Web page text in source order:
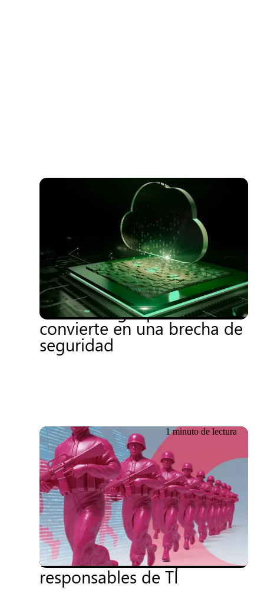
11 minutos de lectura
Guerra cibernética,
sanciones y soberanía:
cuando la geopolítica se
convierte en una brecha de
seguridad
1 minuto de lectura
18.06.2026
Whitepaper sobre
ciberseguridad: Los nuevos
frentes de batalla para los
responsables de TI